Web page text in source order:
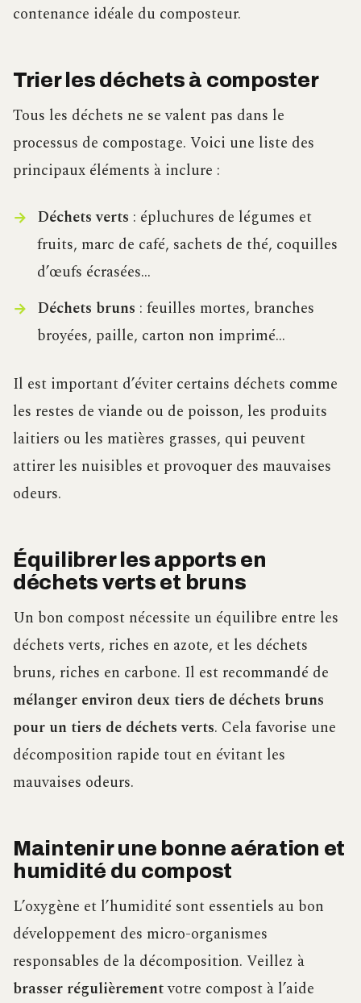
contenance idéale du composteur.
Trier les déchets à composter
Tous les déchets ne se valent pas dans le
processus de compostage. Voici une liste des
principaux éléments à inclure :
Déchets verts : épluchures de légumes et
fruits, marc de café, sachets de thé, coquilles
d’œufs écrasées…
Déchets bruns : feuilles mortes, branches
broyées, paille, carton non imprimé…
Il est important d’éviter certains déchets comme
les restes de viande ou de poisson, les produits
laitiers ou les matières grasses, qui peuvent
attirer les nuisibles et provoquer des mauvaises
odeurs.
Équilibrer les apports en
déchets verts et bruns
Un bon compost nécessite un équilibre entre les
déchets verts, riches en azote, et les déchets
bruns, riches en carbone. Il est recommandé de
mélanger environ deux tiers de déchets bruns
pour un tiers de déchets verts. Cela favorise une
décomposition rapide tout en évitant les
mauvaises odeurs.
Maintenir une bonne aération et
humidité du compost
L’oxygène et l’humidité sont essentiels au bon
développement des micro-organismes
responsables de la décomposition. Veillez à
brasser régulièrementvotre compost à l’aide